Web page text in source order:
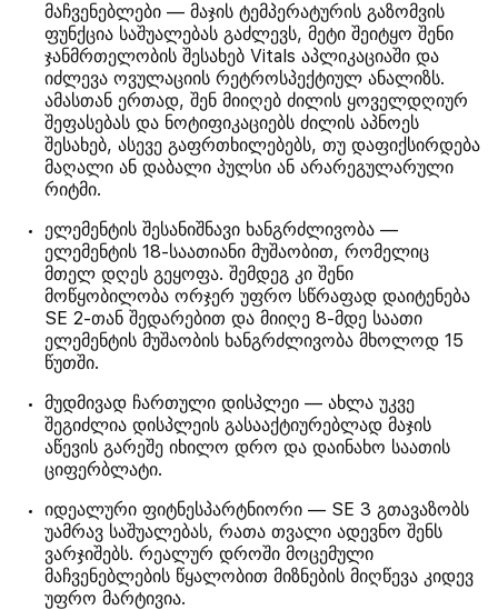
მაჩვენებლები — მაჯის ტემპერატურის გაზომვის
ფუნქცია საშუალებას გაძლევს, მეტი შეიტყო შენი
ჯანმრთელობის შესახებ Vitals აპლიკაციაში და
იძლევა ოვულაციის რეტროსპექტიულ ანალიზს.
ამასთან ერთად, შენ მიიღებ ძილის ყოველდღიურ
შეფასებას და ნოტიფიკაციებს ძილის აპნოეს
შესახებ, ასევე გაფრთხილებებს, თუ დაფიქსირდება
მაღალი ან დაბალი პულსი ან არარეგულარული
რიტმი.
ელემენტის შესანიშნავი ხანგრძლივობა —
ელემენტის 18-საათიანი მუშაობით, რომელიც
მთელ დღეს გეყოფა. შემდეგ კი შენი
მოწყობილობა ორჯერ უფრო სწრაფად დაიტენება
SE 2-თან შედარებით და მიიღე 8-მდე საათი
ელემენტის მუშაობის ხანგრძლივობა მხოლოდ 15
წუთში.
მუდმივად ჩართული დისპლეი — ახლა უკვე
შეგიძლია დისპლეის გასააქტიურებლად მაჯის
აწევის გარეშე იხილო დრო და დაინახო საათის
ციფერბლატი.
იდეალური ფიტნესპარტნიორი — SE 3 გთავაზობს
უამრავ საშუალებას, რათა თვალი ადევნო შენს
ვარჯიშებს. რეალურ დროში მოცემული
მაჩვენებლების წყალობით მიზნების მიღწევა კიდევ
უფრო მარტივია.